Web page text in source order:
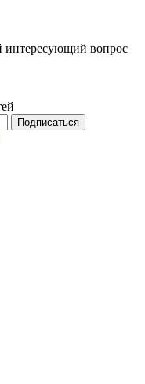
интересующий вопрос
Подписаться